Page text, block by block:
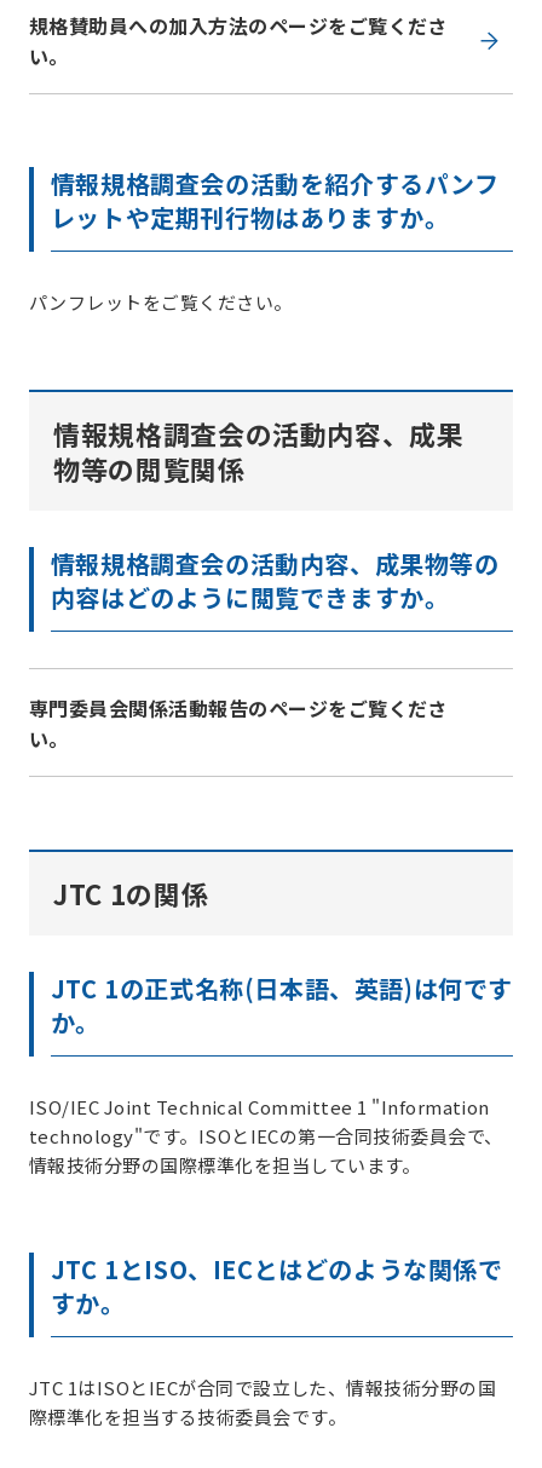
規格賛助員への加入方法のページをご覧くださ
い。
情報規格調査会の活動を紹介するパンフ
レットや定期刊行物はありますか。
パンフレットをご覧ください。
情報規格調査会の活動内容、成果
物等の閲覧関係
情報規格調査会の活動内容、成果物等の
内容はどのように閲覧できますか。
専門委員会関係活動報告のページをご覧くださ
い。
JTC 1の関係
JTC 1の正式名称(日本語、英語)は何です
か。
ISO/IEC Joint Technical Committee 1 "Information
technology"です。ISOとIECの第一合同技術委員会で、
情報技術分野の国際標準化を担当しています。
JTC 1とISO、IECとはどのような関係で
すか。
JTC 1はISOとIECが合同で設立した、情報技術分野の国
際標準化を担当する技術委員会です。